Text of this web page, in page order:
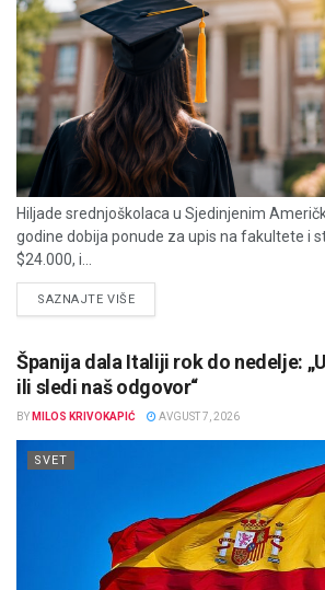
Hiljade srednjoškolaca u Sjedinjenim
godine dobija ponude za upis na fakultete i
$24.000, i...
SAZNAJTE VIŠEDETAILS
Španija dala Italiji rok do nedelje:
ili sledi naš odgovor“
BY MILOS KRIVOKAPIĆ AVGUST 7, 2026
SVET